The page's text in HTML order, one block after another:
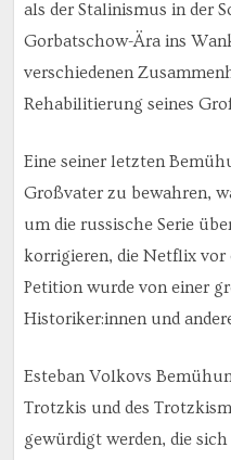
als der Stalinismus in der
Gorbatschow-Ära ins
verschiedenen
Rehabilitierung seines
Eine seiner letzten
Großvater zu bewahren,
um die russische Serie
korrigieren, die Netflix vor
Petition wurde von einer
Historiker:innen und
Esteban Volkovs
Trotzkis und des
gewürdigt werden, die